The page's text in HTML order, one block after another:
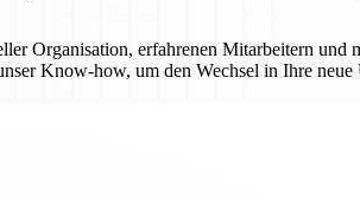
Organisation, erfahrenen Mitarbeitern und
Know-how, um den Wechsel in Ihre